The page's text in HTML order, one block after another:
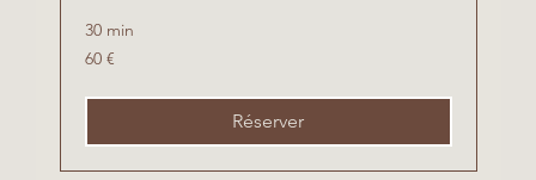
30 min
60
euros
60 €
Réserver